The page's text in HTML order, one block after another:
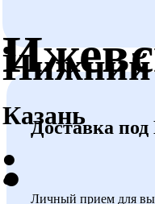
Какая стоимость и
Они указаны в
действительной или
Смотреть стоимость
•
Казань
•
Нижний
•
•
Доставка под
Личный прием для